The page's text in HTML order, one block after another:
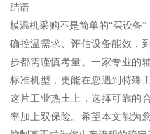
结语
模温机采购不是简单的“买设备
确控温需求、评估设备能效，
步都需谨慎考量。一家专业的
标准机型，更能在您遇到特殊
这片工业热土上，选择可靠的
率加上双保险。希望本文能为